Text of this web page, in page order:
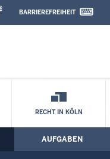
und
BARRIEREFREIHEIT
RECHT IN KÖLN
AUFGABEN